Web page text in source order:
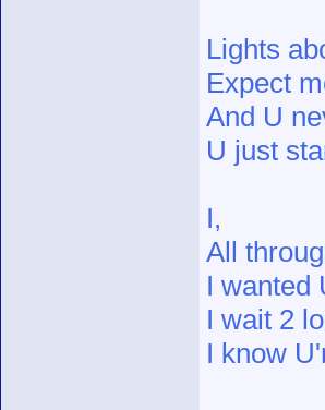
Lights
Expect
And U
U just
I,
All
I wanted
I wait 2
I know